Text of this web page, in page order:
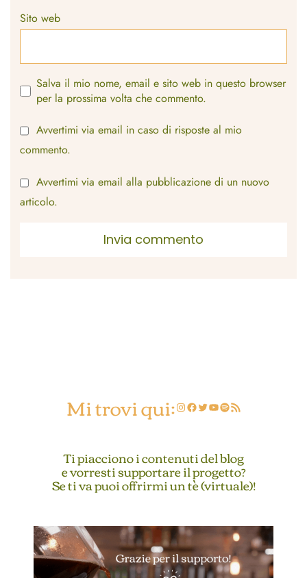
Sito web
Salva il mio nome, email e sito web in questo browser
per la prossima volta che commento.
Avvertimi via email in caso di risposte al mio
commento.
Avvertimi via email alla pubblicazione di un nuovo
articolo.
Mi trovi qui:InstagramFacebookTwitter YouTube Spotify Feed RSS
Ti piacciono i contenuti del blog
e vorresti supportare il progetto?
Se ti va puoi offrirmi un tè (virtuale)!